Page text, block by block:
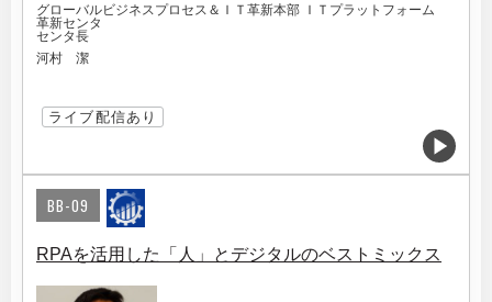
グローバルビジネスプロセス＆ＩＴ革新本部 ＩＴプラットフォーム
革新センタ
センタ長
河村 潔
ライブ配信あり
BB-09
RPAを活用した「人」とデジタルのベストミックス